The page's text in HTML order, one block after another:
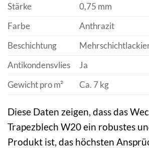
Stärke
0,75 mm
Farbe
Anthrazit
Beschichtung
Antikondensvlies
Ja
Gewicht pro m²
Ca. 7 kg
Diese Daten zeigen, dass das
Trapezblech W20 ein robustes
Produkt ist, das höchsten